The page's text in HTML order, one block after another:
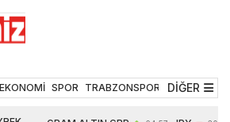
EKONOMİ SPOR TRABZONSPOR TEKNOLOJİ
DİĞER